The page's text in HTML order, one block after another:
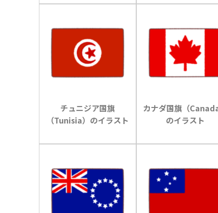
チュニジア国旗
（Tunisia）のイラスト
カナダ国旗（Canada
のイラスト